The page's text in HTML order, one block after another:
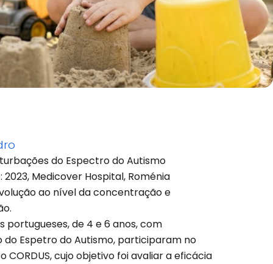
do Espectro do Autismo
Medicover Hospital, Roménia
ao nível da concentração e
portugueses, de 4 e 6 anos, com
do Espetro do Autismo, participaram no
CORDUS, cujo objetivo foi avaliar a eficácia